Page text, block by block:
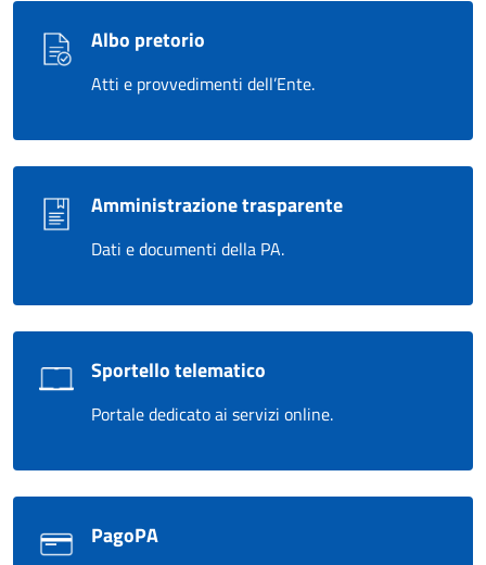
Albo pretorio
Atti e provvedimenti dell’Ente.
Amministrazione trasparente
Dati e documenti della PA.
Sportello telematico
Portale dedicato ai servizi online.
PagoPA